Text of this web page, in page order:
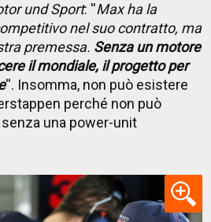
und Sport: ''Max ha la
nel suo contratto, ma
premessa. Senza un motore
il mondiale, il progetto per
''. Insomma, non può esistere
perché non può
una power-unit